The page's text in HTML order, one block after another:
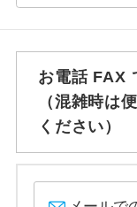
お電話 FAX
（混雑時は
ください）